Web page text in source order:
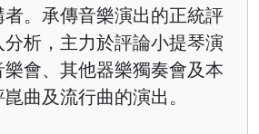
。承傳音樂演出的正統評
析，主力於評論小提琴演
會、其他器樂獨奏會及本
曲及流行曲的演出。